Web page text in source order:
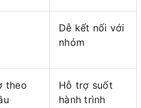
Dễ kết nối với
nhóm
theo
Hỗ trợ suốt
hành trình